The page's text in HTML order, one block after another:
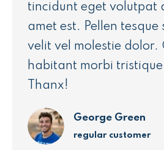
tincidunt eget volutpat
amet est. Pellen tesque
velit vel molestie
habitant morbi tristique
Thanx!
George Green
regular customer